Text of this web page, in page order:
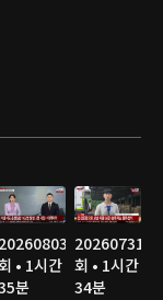
20260803
• 1시간
분
20260731
회 • 1시간
34분